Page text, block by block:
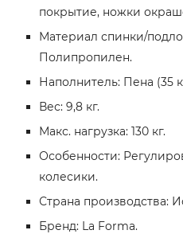
покрытие, ножки
Материал спинки/
Полипропилен.
Наполнитель: Пена (35
Вес: 9,8 кг.
Макс. нагрузка: 130 кг.
Особенности:
колесики.
Страна производства:
Бренд: La Forma.